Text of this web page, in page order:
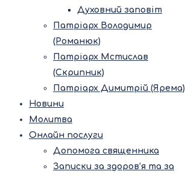
Духовний заповіт
Патріарх Володимир
(Романюк)
Патріарх Мстислав
(Скрипник)
Патріарх Димитрій (Ярема)
Новини
Молитва
Онлайн послуги
Допомога священника
Записки за здоров’я та за